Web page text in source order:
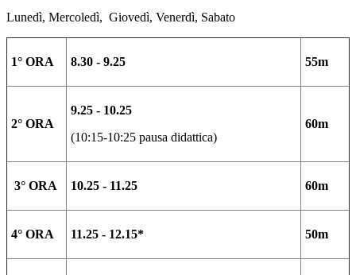
Lunedì, Mercoledì, Giovedì, Venerdì, Sabato
1° ORA 8.30 - 9.25 55m
2° ORA
9.25 - 10.25
(10:15-10:25 pausa didattica)
60m
3° ORA 10.25 - 11.25 60m
4° ORA 11.25 - 12.15* 50m